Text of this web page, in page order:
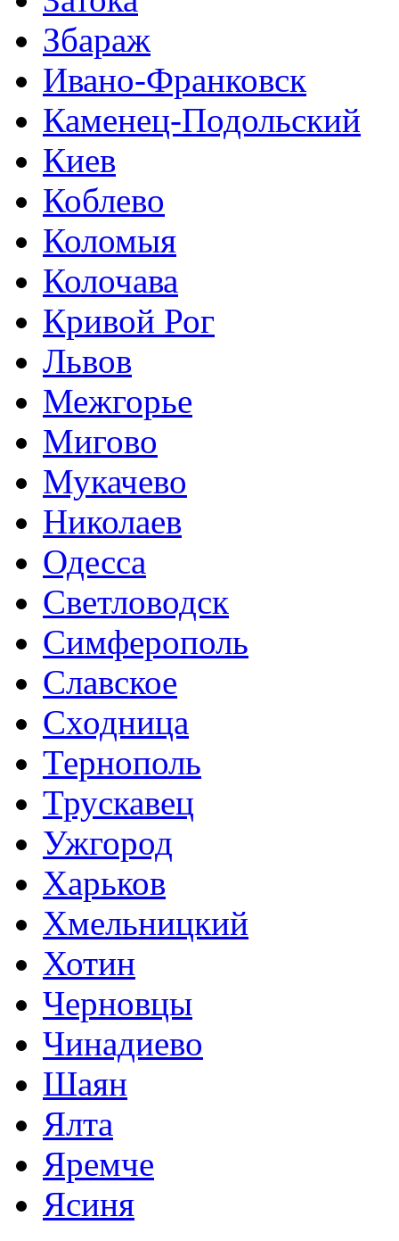
Збараж
Ивано-Франковск
Каменец-Подольский
Киев
Коблево
Коломыя
Колочава
Кривой Рог
Львов
Межгорье
Мигово
Мукачево
Николаев
Одесса
Светловодск
Симферополь
Славское
Сходница
Тернополь
Трускавец
Ужгород
Харьков
Хмельницкий
Хотин
Черновцы
Чинадиево
Шаян
Ялта
Яремче
Ясиня